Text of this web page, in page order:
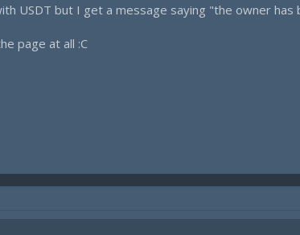
USDT but I get a message saying "the owner has
page at all :C